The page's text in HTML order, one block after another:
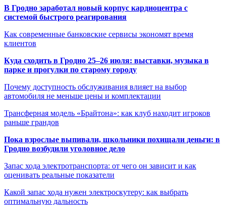
В Гродно заработал новый корпус кардиоцентра с
системой быстрого реагирования
Как современные банковские сервисы экономят время
клиентов
Куда сходить в Гродно 25–26 июля: выставки, музыка в
парке и прогулки по старому городу
Почему доступность обслуживания влияет на выбор
автомобиля не меньше цены и комплектации
Трансферная модель «Брайтона»: как клуб находит игроков
раньше грандов
Пока взрослые выпивали, школьники похищали деньги: в
Гродно возбудили уголовное дело
Запас хода электротранспорта: от чего он зависит и как
оценивать реальные показатели
Какой запас хода нужен электроскутеру: как выбрать
оптимальную дальность